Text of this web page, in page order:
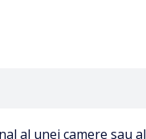
al unei camere sau al